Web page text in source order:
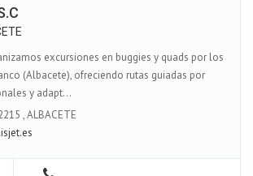
excursiones en buggies y quads por los
(Albacete), ofreciendo rutas guiadas por
y adapt...
,ALBACETE